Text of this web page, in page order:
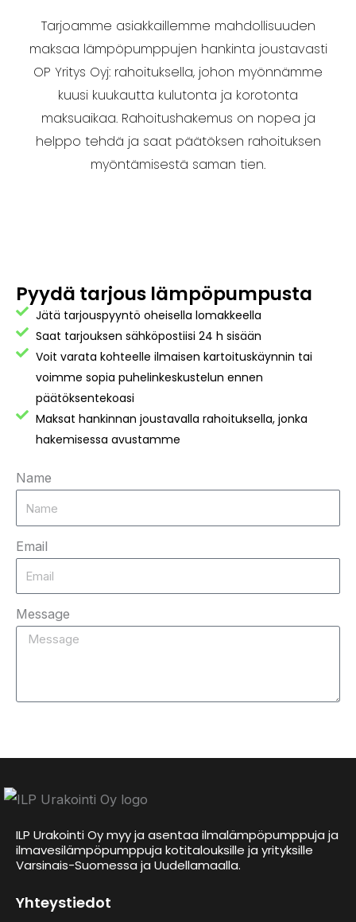
Tarjoamme asiakkaillemme mahdollisuuden
maksaa lämpöpumppujen hankinta joustavasti
OP Yritys Oyj: rahoituksella, johon myönnämme
kuusi kuukautta kulutonta ja korotonta
maksuaikaa. Rahoitushakemus on nopea ja
helppo tehdä ja saat päätöksen rahoituksen
myöntämisestä saman tien.
Pyydä tarjous lämpöpumpusta
Jätä tarjouspyyntö oheisella lomakkeella
Saat tarjouksen sähköpostiisi 24 h sisään
Voit varata kohteelle ilmaisen kartoituskäynnin tai
voimme sopia puhelinkeskustelun ennen
päätöksentekoasi
Maksat hankinnan joustavalla rahoituksella, jonka
hakemisessa avustamme
Name
Email
Message
ILP Urakointi Oy myy ja asentaa ilmalämpöpumppuja ja
ilmavesilämpöpumppuja kotitalouksille ja yrityksille
Varsinais-Suomessa ja Uudellamaalla.
Yhteystiedot